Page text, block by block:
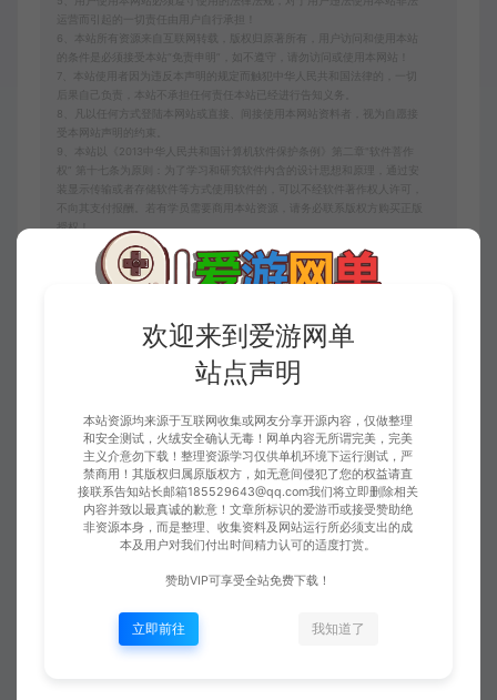
6、本站所有资源来自互联网转载，版权归原著所有，用户访问和使用本站
的条件是必须接受本站“免责申明”，如不遵守，请勿访问或使用本网站！
7、本站使用者因为违反本声明的规定而触犯中华人民共和国法律的，一切
后果自己负责，本站不承担任何责任本站已经进行告知义务。
8、凡以任何方式登陆本网站或直接、间接使用本网站资料者，视为自愿接
受本网站声明的约束。
9、本站以《2013中华人民共和国计算机软件保护条例》第二章"软件菩作
权” 第十七条为原则：为了学习和研究软件内含的设计思想和原理，通过安
装显示传输或者存储软件等方式使用软件的，可以不经软件著作权人许可，
不向其支付报酬。若有学员需要商用本站资源，请务必联系版权方购买正版
授权！
10、本站如无意中侵犯了某个企业或个人的知识产权，请联系站长，邮箱：
185529643@qq.com告知，本站将立即删除并致以最深的歉意！
请注意：无所谓完美的内容，不包含BUG修复一类的修改服务！若要求较高
扩展教程 剑灵三系4049补丁及WIN11 24H2 25H2补
https://www.aywd.vip/10363.html
爱游网单 推荐加入会员享受全站随意下载
欢迎来到爱游网单
站点声明
本站资源均来源于互联网收集或网友分享开源内容，仅做整理
和安全测试，火绒安全确认无毒！网单内容无所谓完美，完美
主义介意勿下载！整理资源学习仅供单机环境下运行测试，严
禁商用！其版权归属原版权方，如无意间侵犯了您的权益请直
接联系告知站长邮箱185529643@qq.com我们将立即删除相关
内容并致以最真诚的歉意！文章所标识的爱游币或接受赞助绝
非资源本身，而是整理、收集资料及网站运行所必须支出的成
本及用户对我们付出时间精力认可的适度打赏。
赞助VIP可享受全站免费下载！
立即前往 我知道了